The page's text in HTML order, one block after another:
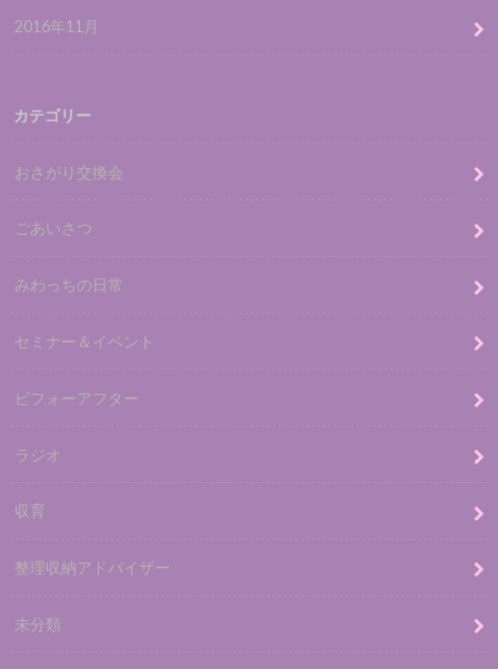
2016年11月
カテゴリー
おさがり交換会
ごあいさつ
みわっちの日常
セミナー＆イベント
ビフォーアフター
ラジオ
収育
整理収納アドバイザー
未分類